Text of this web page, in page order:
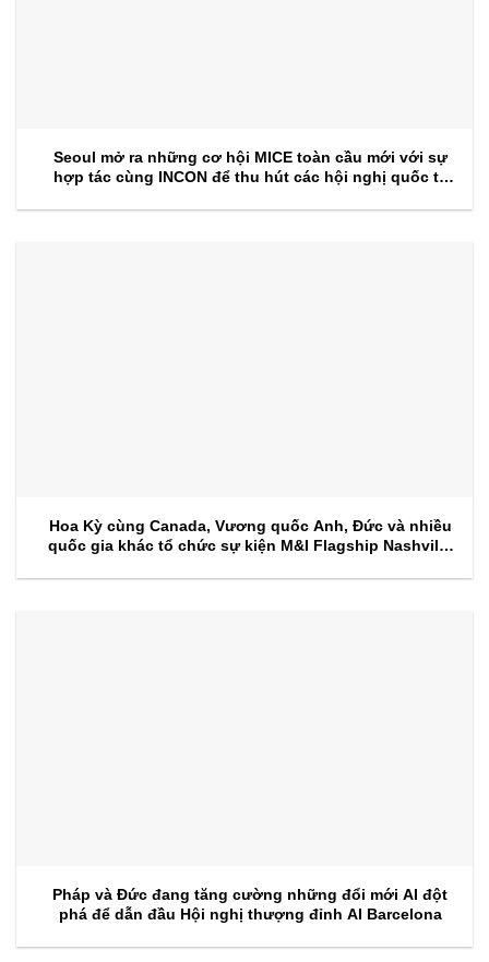
Seoul mở ra những cơ hội MICE toàn cầu mới với sự
hợp tác cùng INCON để thu hút các hội nghị quốc tế
Hoa Kỳ cùng Canada, Vương quốc Anh, Đức và nhiều
quốc gia khác tổ chức sự kiện M&I Flagship Nashville
Pháp và Đức đang tăng cường những đổi mới AI đột
phá để dẫn đầu Hội nghị thượng đỉnh AI Barcelona